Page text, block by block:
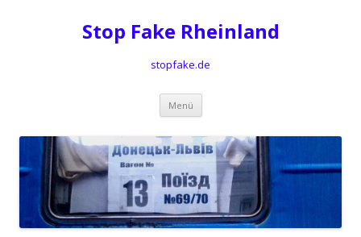
Stop Fake Rheinland
stopfake.de
Menü Springe
Inhalt